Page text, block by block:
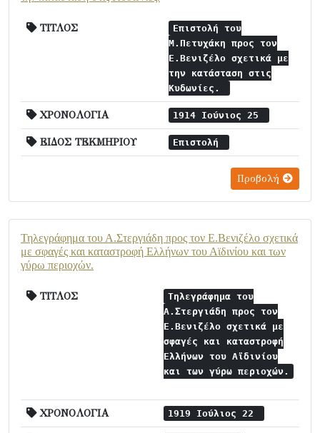
ΤΙΤΛΟΣ
Επιστολή του
Μ.Πετυχάκη προς τον
Ε.Βενιζέλο σχετικά με
την κατάσταση στις
Κυδωνίες.
ΧΡΟΝΟΛΟΓΙΑ 1914 Ιούνιος 25
ΕΙΔΟΣ ΤΕΚΜΗΡΙΟΥ Επιστολή
Προβολή
Τηλεγράφημα του Α.Στεργιάδη προς τον Ε.Βενιζέλο σχετικά
με σφαγές και καταστροφή Ελλήνων του Αϊδινίου και των
γύρω περιοχών.
ΤΙΤΛΟΣ
Τηλεγράφημα του
Α.Στεργιάδη προς τον
Ε.Βενιζέλο σχετικά με
σφαγές και καταστροφή
Ελλήνων του Αϊδινίου
και των γύρω περιοχών.
ΧΡΟΝΟΛΟΓΙΑ 1919 Ιούλιος 22